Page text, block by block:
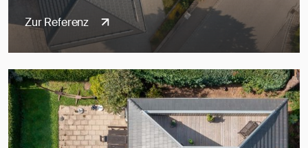
Zur Referenz